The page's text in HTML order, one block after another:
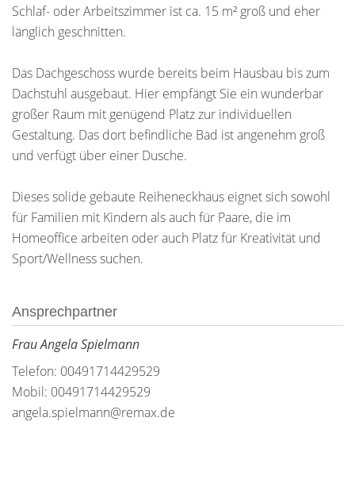
Schlaf- oder Arbeitszimmer ist ca. 15 m² groß und eher
länglich geschnitten.
Das Dachgeschoss wurde bereits beim Hausbau bis zum
Dachstuhl ausgebaut. Hier empfängt Sie ein wunderbar
großer Raum mit genügend Platz zur individuellen
Gestaltung. Das dort befindliche Bad ist angenehm groß
und verfügt über einer Dusche.
Dieses solide gebaute Reiheneckhaus eignet sich sowohl
für Familien mit Kindern als auch für Paare, die im
Homeoffice arbeiten oder auch Platz für Kreativität und
Sport/Wellness suchen.
Ansprechpartner
Frau Angela Spielmann
Telefon: 00491714429529
Mobil: 00491714429529
angela.spielmann@remax.de